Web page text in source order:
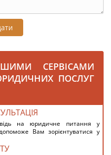
СЕРВІСАМИ
ПОСЛУГ
на юридичне питання у
Вам зорієнтуватися у